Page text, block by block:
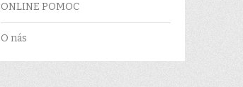
ONLINE POMOC
O nás